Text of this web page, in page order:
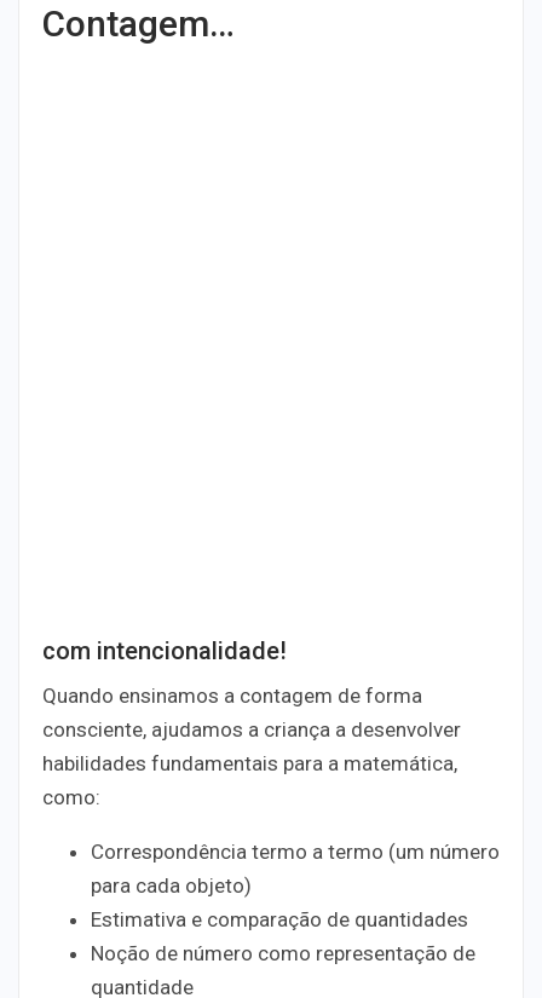
Contagem…
com intencionalidade!
Quando ensinamos a contagem de forma
consciente, ajudamos a criança a desenvolver
habilidades fundamentais para a matemática,
como:
Correspondência termo a termo (um número
para cada objeto)
Estimativa e comparação de quantidades
Noção de número como representação de
quantidade